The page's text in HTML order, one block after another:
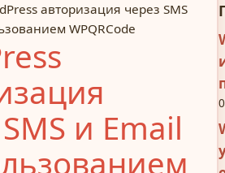
авторизация через SMS
WPQRCode
и Email